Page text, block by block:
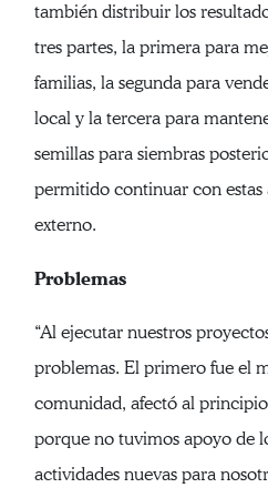
también distribuir los
tres partes, la primera para
familias, la segunda para
local y la tercera para
semillas para siembras
permitido continuar con estas
externo.
Problemas
“Al ejecutar nuestros
problemas. El primero fue el
comunidad, afectó al
porque no tuvimos apoyo de
actividades nuevas para